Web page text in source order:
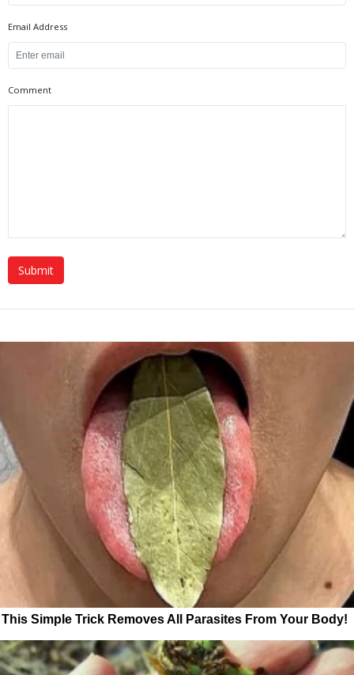
Email Address
Comment
This Simple Trick Removes All Parasites From Your Body!